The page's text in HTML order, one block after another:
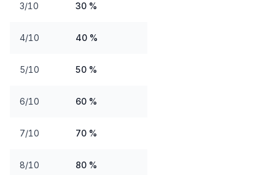
3/10 30 %
4/10 40 %
5/10 50 %
6/10 60 %
7/10 70 %
8/10 80 %